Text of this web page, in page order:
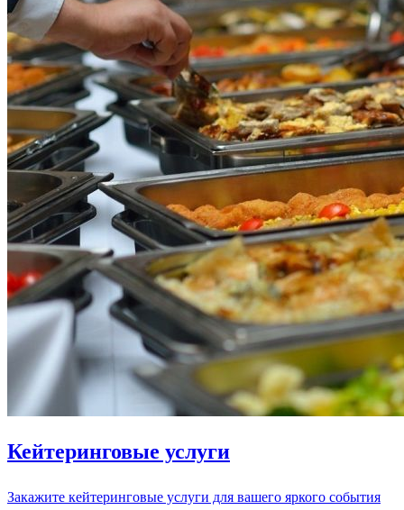
Кейтеринговые услуги
Закажите кейтеринговые услуги для вашего яркого события